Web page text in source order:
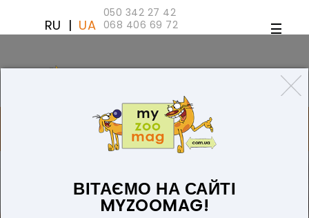
050 342 27 42
068 406 69 72
RU | UA
ТОВАРИ ДЛЯ КІШОК
БЛОГ
ПРО НАС
ТОВАРІВ 0 (0 ГРН)
ВІТАЄМО НА САЙТІ
MYZOOMAG!